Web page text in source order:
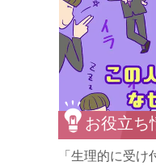
お役立ち
「生理的に受